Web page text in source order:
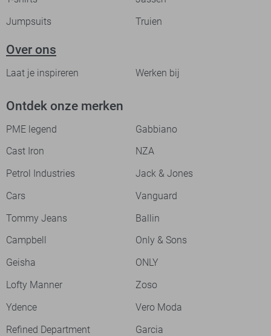
Jumpsuits
Truien
Over ons
Laat je inspireren Werken bij
Ontdek onze merken
PME legend
Gabbiano
Cast Iron
NZA
Petrol Industries
Jack & Jones
Cars
Vanguard
Tommy Jeans
Ballin
Campbell
Only & Sons
Geisha
ONLY
Lofty Manner
Zoso
Ydence
Vero Moda
Refined Department
Garcia